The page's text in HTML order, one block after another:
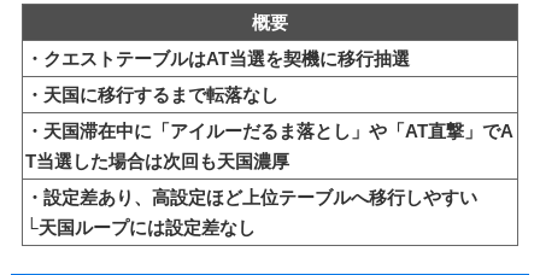
概要
・クエストテーブルはAT当選を契機に移行抽選
・天国に移行するまで転落なし
・天国滞在中に「アイルーだるま落とし」や「AT直撃」でA
T当選した場合は次回も天国濃厚
・設定差あり、高設定ほど上位テーブルへ移行しやすい
└天国ループには設定差なし